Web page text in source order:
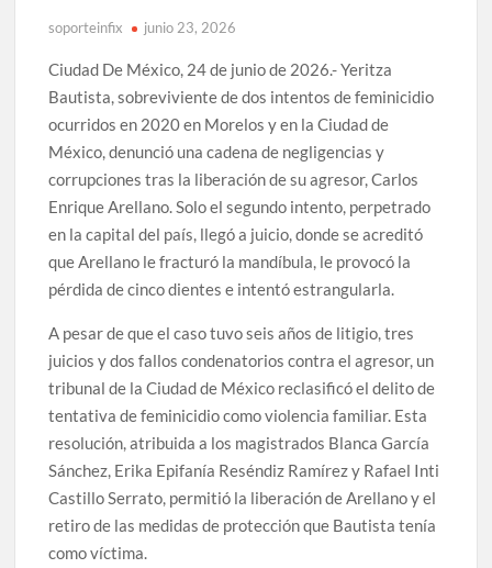
soporteinfix junio 23, 2026
Ciudad De México, 24 de junio de 2026.- Yeritza
Bautista, sobreviviente de dos intentos de feminicidio
ocurridos en 2020 en Morelos y en la Ciudad de
México, denunció una cadena de negligencias y
corrupciones tras la liberación de su agresor, Carlos
Enrique Arellano. Solo el segundo intento, perpetrado
en la capital del país, llegó a juicio, donde se acreditó
que Arellano le fracturó la mandíbula, le provocó la
pérdida de cinco dientes e intentó estrangularla.
A pesar de que el caso tuvo seis años de litigio, tres
juicios y dos fallos condenatorios contra el agresor, un
tribunal de la Ciudad de México reclasificó el delito de
tentativa de feminicidio como violencia familiar. Esta
resolución, atribuida a los magistrados Blanca García
Sánchez, Erika Epifanía Reséndiz Ramírez y Rafael Inti
Castillo Serrato, permitió la liberación de Arellano y el
retiro de las medidas de protección que Bautista tenía
como víctima.